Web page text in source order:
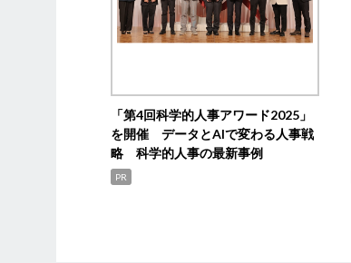
「第4回科学的人事アワード2025」
を開催 データとAIで変わる人事戦
略 科学的人事の最新事例
PR